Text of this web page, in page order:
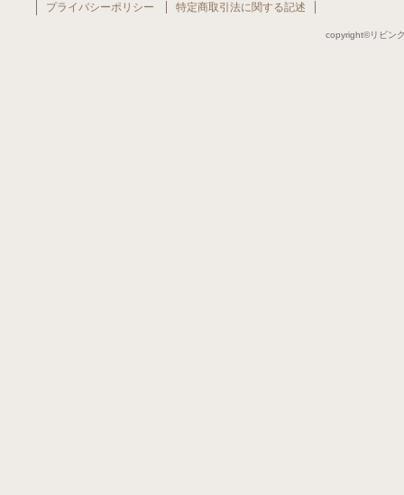
copyright©リビン
プライバシーポリシー 特定商取引法に関する記述